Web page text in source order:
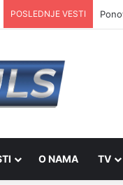
POSLEDNJE VESTI
O NAMA TV